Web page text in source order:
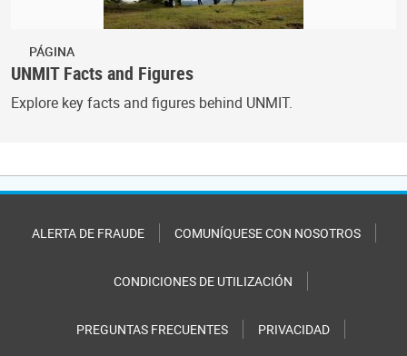
PÁGINA
UNMIT Facts and Figures
Explore key facts and figures behind UNMIT.
ALERTA DE FRAUDE COMUNÍQUESE CON NOSOTROS
CONDICIONES DE UTILIZACIÓN
PREGUNTAS FRECUENTES PRIVACIDAD